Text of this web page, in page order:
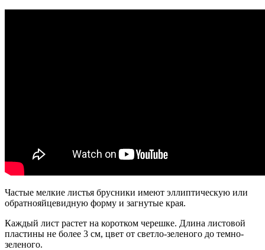
Частые мелкие листья брусники имеют эллиптическую или
обратнояйцевидную форму и загнутые края.
Каждый лист растет на коротком черешке. Длина листовой
пластины не более 3 см, цвет от светло-зеленого до темно-
зеленого.